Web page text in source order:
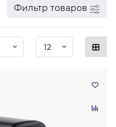
Фильтр товаров